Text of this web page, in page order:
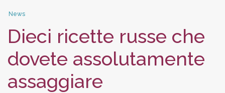
News
Dieci ricette russe che
dovete assolutamente
assaggiare